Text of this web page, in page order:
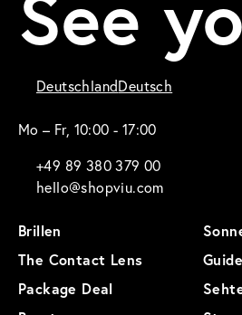
DeutschlandDeutsch
Mo – Fr, 10:00 - 17:00
+49 89 380 379 00
hello@shopviu.com
Brillen
The Contact Lens
Package Deal